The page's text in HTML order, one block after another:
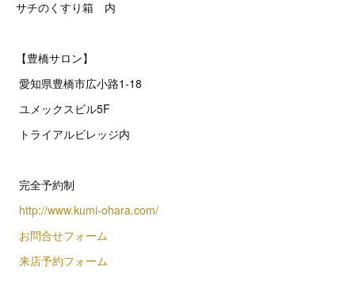
サチのくすり箱 内
【豊橋サロン】
愛知県豊橋市広小路1-18
ユメックスビル5F
トライアルビレッジ内
完全予約制
http://www.kumi-ohara.com/
お問合せフォーム
来店予約フォーム